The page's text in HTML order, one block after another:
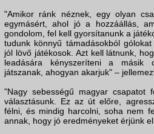
"Amikor ránk néznek, egy olyan
egymásért, ahol jó a hozzáállás,
gondolom, fel kell gyorsítanunk a
tudunk könnyű támadásokból
jól lövő játékosok. Azt kell látnunk,
leadására kényszeríteni a másik
játszanak, ahogyan akarjuk" –
"Nagy sebességű magyar csapatot
választásunk. Ez az út előre,
félni, és mindig harcolni, soha nem
annak, hogy jó eredményeket érjünk